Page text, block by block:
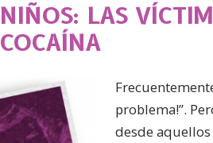
NIÑOS: LAS
COCAÍNA
problema!”.
desde